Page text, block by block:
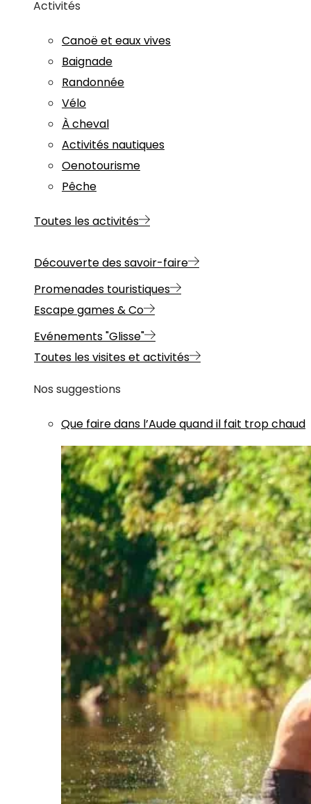
Activités
Canoë et eaux vives
Baignade
Randonnée
Vélo
À cheval
Activités nautiques
Oenotourisme
Pêche
Toutes les activités
Découverte des savoir-faire
Promenades touristiques
Escape games & Co
Evénements "Glisse"
Toutes les visites et activités
Nos suggestions
Que faire dans l’Aude quand il fait trop chaud